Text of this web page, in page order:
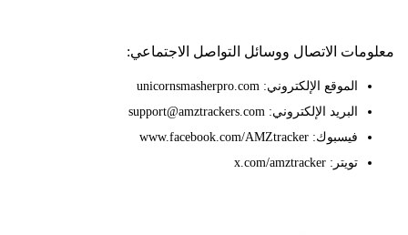
الاتصال ووسائل التواصل الاجتماعي:
الموقع الإلكتروني: unicornsmasherpro.com
البريد الإلكتروني: support@amztrackers.com
فيسبوك: www.facebook.com/AMZtracker
تويتر: x.com/amztracker